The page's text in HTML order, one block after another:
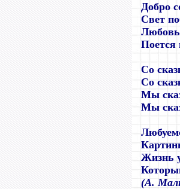
Добро
Свет
Любовь
Поется
Со
Со
Мы
Мы
Жизнь
(А.